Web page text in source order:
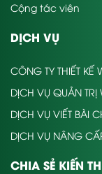
Cộng tác viên
DỊCH VỤ
CÔNG TY THIẾT KẾ
DỊCH VỤ QUẢN TRỊ
DỊCH VỤ VIẾT BÀI
DỊCH VỤ NÂNG
CHIA SẺ KIẾN